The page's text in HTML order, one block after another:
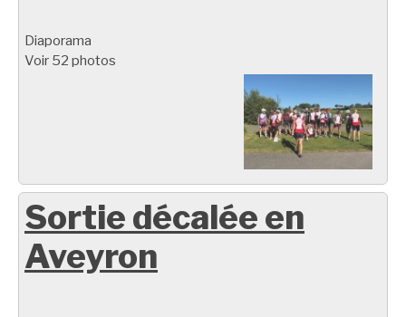
Diaporama
Voir 52 photos
Sortie décalée en
Aveyron